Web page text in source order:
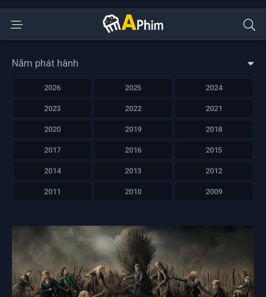
Năm phát hành
2026 2025 2024
2023 2022 2021
2020 2019 2018
2017 2016 2015
2014 2013 2012
2011 2010 2009